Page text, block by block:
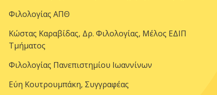
Φιλολογίας ΑΠΘ
Κώστας Καραβίδας, Δρ. Φιλολογίας, Μέλος ΕΔΙΠ
Τμήματος
Φιλολογίας Πανεπιστημίου Ιωαννίνων
Εύη Κουτρουμπάκη, Συγγραφέας